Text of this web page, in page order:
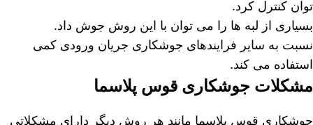
توان کنترل کرد.
بسیاری از لبه ها را می توان با این روش جوش داد.
نسبت به سایر فرایندهای جوشکاری جریان ورودی کمی
استفاده می کند.
مشکلات جوشکاری قوس پلاسما
جوشکاری قوس پلاسما مانند هر روش دیگر دارای مشکلاتی